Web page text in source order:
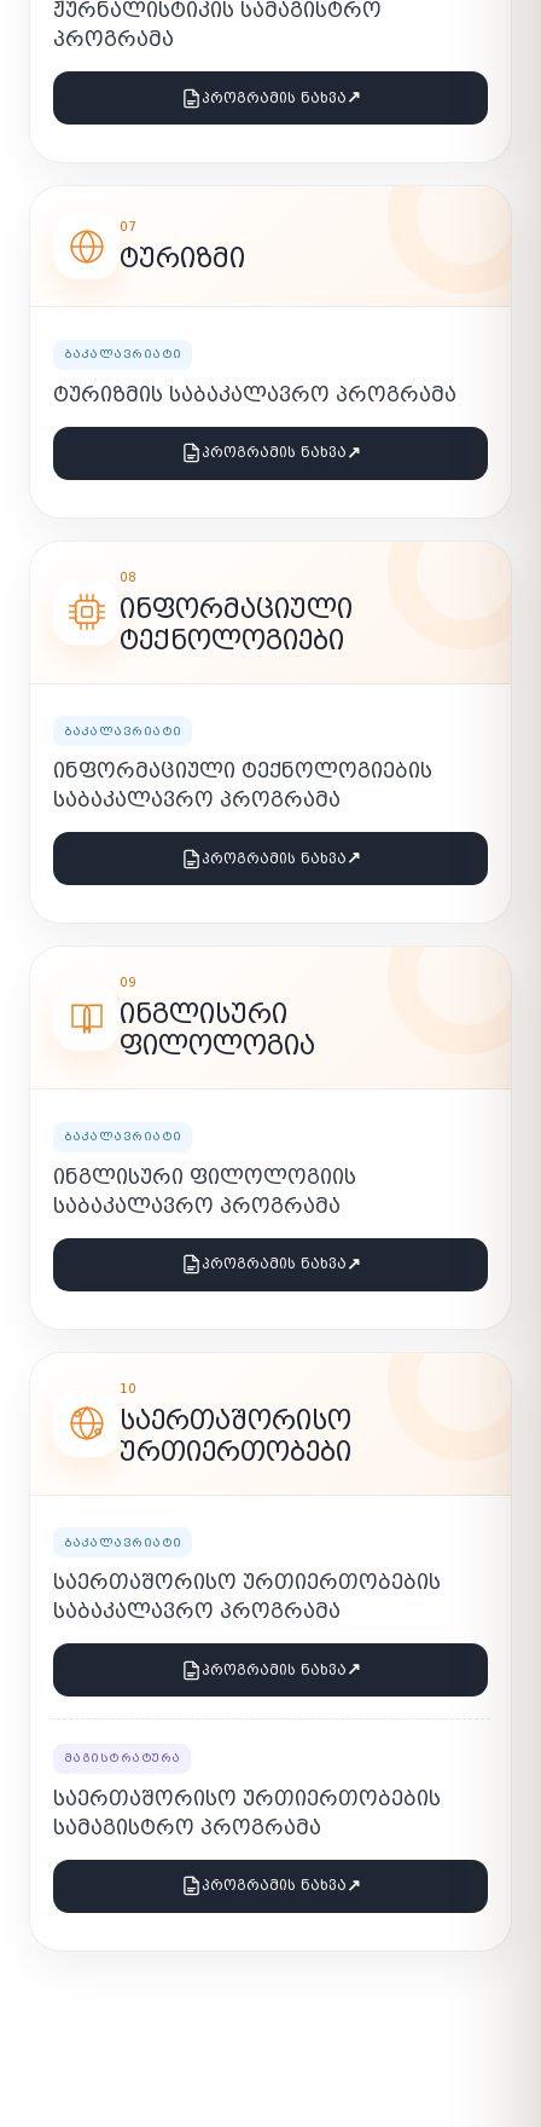
ᲟᲣᲠᲜᲐᲚᲘᲡᲢᲘᲙᲘᲡ ᲡᲐᲛᲐᲒᲘᲡᲢᲠᲝ
ᲞᲠᲝᲒᲠᲐᲛᲐ
ᲞᲠᲝᲒᲠᲐᲛᲘᲡ ᲜᲐᲮᲕᲐ ↗
07
ᲢᲣᲠᲘᲖᲛᲘ
ᲑᲐᲙᲐᲚᲐᲕᲠᲘᲐᲢᲘ
ᲢᲣᲠᲘᲖᲛᲘᲡ ᲡᲐᲑᲐᲙᲐᲚᲐᲕᲠᲝ ᲞᲠᲝᲒᲠᲐᲛᲐ
ᲞᲠᲝᲒᲠᲐᲛᲘᲡ ᲜᲐᲮᲕᲐ ↗
08
ᲘᲜᲤᲝᲠᲛᲐᲪᲘᲣᲚᲘ
ᲢᲔᲥᲜᲝᲚᲝᲒᲘᲔᲑᲘ
ᲑᲐᲙᲐᲚᲐᲕᲠᲘᲐᲢᲘ
ᲘᲜᲤᲝᲠᲛᲐᲪᲘᲣᲚᲘ ᲢᲔᲥᲜᲝᲚᲝᲒᲘᲔᲑᲘᲡ
ᲡᲐᲑᲐᲙᲐᲚᲐᲕᲠᲝ ᲞᲠᲝᲒᲠᲐᲛᲐ
ᲞᲠᲝᲒᲠᲐᲛᲘᲡ ᲜᲐᲮᲕᲐ ↗
09
ᲘᲜᲒᲚᲘᲡᲣᲠᲘ
ᲤᲘᲚᲝᲚᲝᲒᲘᲐ
ᲑᲐᲙᲐᲚᲐᲕᲠᲘᲐᲢᲘ
ᲘᲜᲒᲚᲘᲡᲣᲠᲘ ᲤᲘᲚᲝᲚᲝᲒᲘᲘᲡ
ᲡᲐᲑᲐᲙᲐᲚᲐᲕᲠᲝ ᲞᲠᲝᲒᲠᲐᲛᲐ
ᲞᲠᲝᲒᲠᲐᲛᲘᲡ ᲜᲐᲮᲕᲐ ↗
10
ᲡᲐᲔᲠᲗᲐᲨᲝᲠᲘᲡᲝ
ᲣᲠᲗᲘᲔᲠᲗᲝᲑᲔᲑᲘ
ᲑᲐᲙᲐᲚᲐᲕᲠᲘᲐᲢᲘ
ᲡᲐᲔᲠᲗᲐᲨᲝᲠᲘᲡᲝ ᲣᲠᲗᲘᲔᲠᲗᲝᲑᲔᲑᲘᲡ
ᲡᲐᲑᲐᲙᲐᲚᲐᲕᲠᲝ ᲞᲠᲝᲒᲠᲐᲛᲐ
ᲞᲠᲝᲒᲠᲐᲛᲘᲡ ᲜᲐᲮᲕᲐ ↗
ᲛᲐᲒᲘᲡᲢᲠᲐᲢᲣᲠᲐ
ᲡᲐᲔᲠᲗᲐᲨᲝᲠᲘᲡᲝ ᲣᲠᲗᲘᲔᲠᲗᲝᲑᲔᲑᲘᲡ
ᲡᲐᲛᲐᲒᲘᲡᲢᲠᲝ ᲞᲠᲝᲒᲠᲐᲛᲐ
ᲞᲠᲝᲒᲠᲐᲛᲘᲡ ᲜᲐᲮᲕᲐ ↗